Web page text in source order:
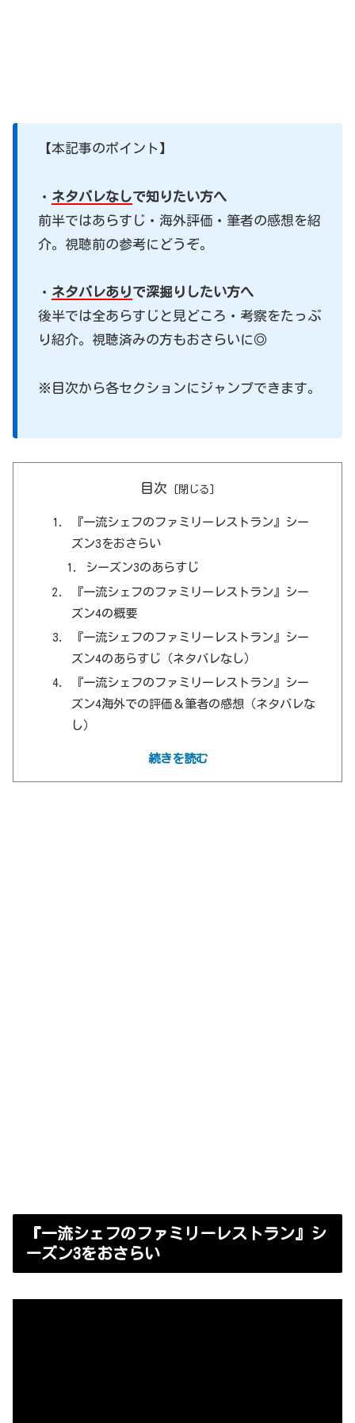
【本記事のポイント】
・ ネタバレなしで知りたい方へ
前半ではあらすじ・海外評価・筆者の感想を紹
介。視聴前の参考にどうぞ。
・ ネタバレありで深掘りしたい方へ
後半では全あらすじと見どころ・考察をたっぷ
り紹介。視聴済みの方もおさらいに◎
※目次から各セクションにジャンプできます。
目次
『一流シェフのファミリーレストラン』シー
ズン3をおさらい
シーズン3のあらすじ
『一流シェフのファミリーレストラン』シー
ズン4の概要
『一流シェフのファミリーレストラン』シー
ズン4のあらすじ（ネタバレなし）
『一流シェフのファミリーレストラン』シー
ズン4海外での評価＆筆者の感想（ネタバレな
し）
続きを読む
『一流シェフのファミリーレストラン』シ
ーズン3をおさらい